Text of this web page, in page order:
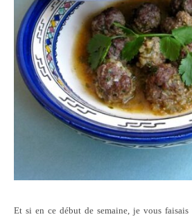
Et si en ce début de semaine, je vous faisais